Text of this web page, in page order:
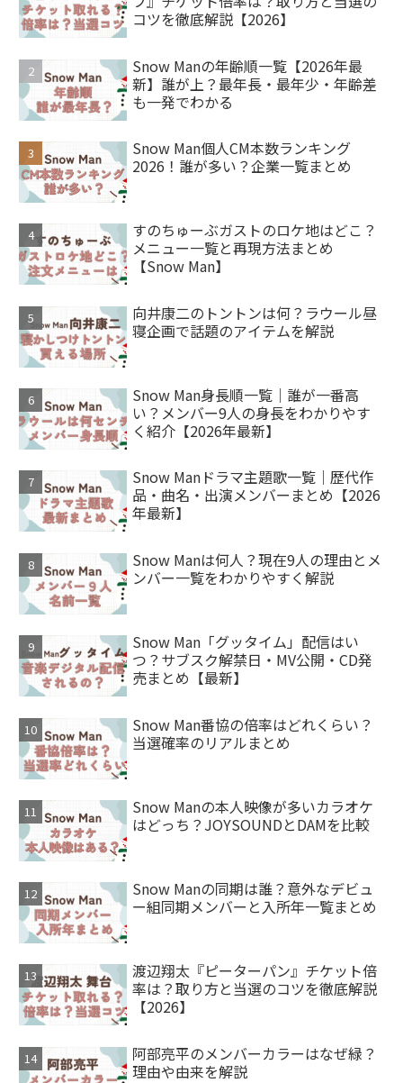
コツを徹底解説【2026】
Snow Manの年齢順一覧【2026年最
新】誰が上？最年長・最年少・年齢差
も一発でわかる
Snow Man個人CM本数ランキング
2026！誰が多い？企業一覧まとめ
すのちゅーぶガストのロケ地はどこ？
メニュー一覧と再現方法まとめ
【Snow Man】
向井康二のトントンは何？ラウール昼
寝企画で話題のアイテムを解説
Snow Man身長順一覧｜誰が一番高
い？メンバー9人の身長をわかりやす
く紹介【2026年最新】
Snow Manドラマ主題歌一覧｜歴代作
品・曲名・出演メンバーまとめ【2026
年最新】
Snow Manは何人？現在9人の理由とメ
ンバー一覧をわかりやすく解説
Snow Man「グッタイム」配信はい
つ？サブスク解禁日・MV公開・CD発
売まとめ【最新】
Snow Man番協の倍率はどれくらい？
当選確率のリアルまとめ
Snow Manの本人映像が多いカラオケ
はどっち？JOYSOUNDとDAMを比較
Snow Manの同期は誰？意外なデビュ
ー組同期メンバーと入所年一覧まとめ
渡辺翔太『ピーターパン』チケット倍
率は？取り方と当選のコツを徹底解説
【2026】
阿部亮平のメンバーカラーはなぜ緑？
理由や由来を解説